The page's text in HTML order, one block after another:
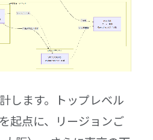
します。トップレベル
起点に、リージョンご